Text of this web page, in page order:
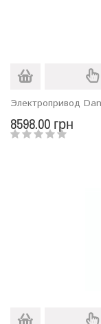
Электропривод
8598.00 грн